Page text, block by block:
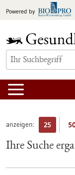
Inhalt
Powered by
anzeigen: 25
Ihre Suche